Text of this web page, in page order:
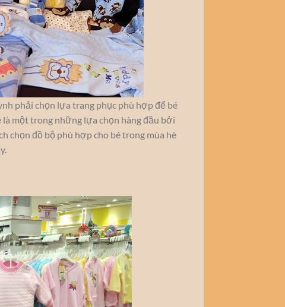
phải chọn lựa trang phục phù hợp để bé
là một trong những lựa chọn hàng đầu bởi
chọn đồ bộ phù hợp cho bé trong mùa hè